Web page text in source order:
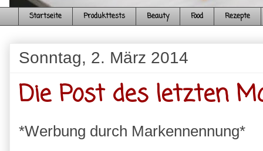
Startseite Produkttests Beauty Food Rezepte
Sonntag, 2. März 2014
Die Post des letzten
*Werbung durch Markennennung*